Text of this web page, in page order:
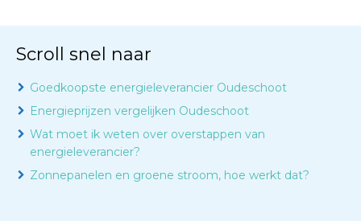
Scroll snel naar
Goedkoopste energieleverancier Oudeschoot
Energieprijzen vergelijken Oudeschoot
Wat moet ik weten over overstappen van
energieleverancier?
Zonnepanelen en groene stroom, hoe werkt dat?